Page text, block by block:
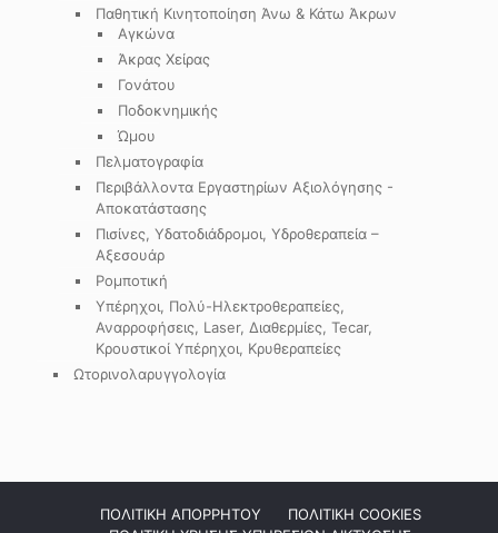
Παθητική Κινητοποίηση Άνω & Κάτω Άκρων
Αγκώνα
Άκρας Χείρας
Γονάτου
Ποδοκνημικής
Ώμου
Πελματογραφία
Περιβάλλοντα Εργαστηρίων Αξιολόγησης -
Αποκατάστασης
Πισίνες, Υδατοδιάδρομοι, Υδροθεραπεία –
Αξεσουάρ
Ρομποτική
Υπέρηχοι, Πολύ-Ηλεκτροθεραπείες,
Αναρροφήσεις, Laser, Διαθερμίες, Tecar,
Κρουστικοί Υπέρηχοι, Κρυθεραπείες
Ωτορινολαρυγγολογία
ΠΟΛΙΤΙΚΗ ΑΠΟΡΡΗΤΟΥ
ΠΟΛΙΤΙΚΗ COOKIES